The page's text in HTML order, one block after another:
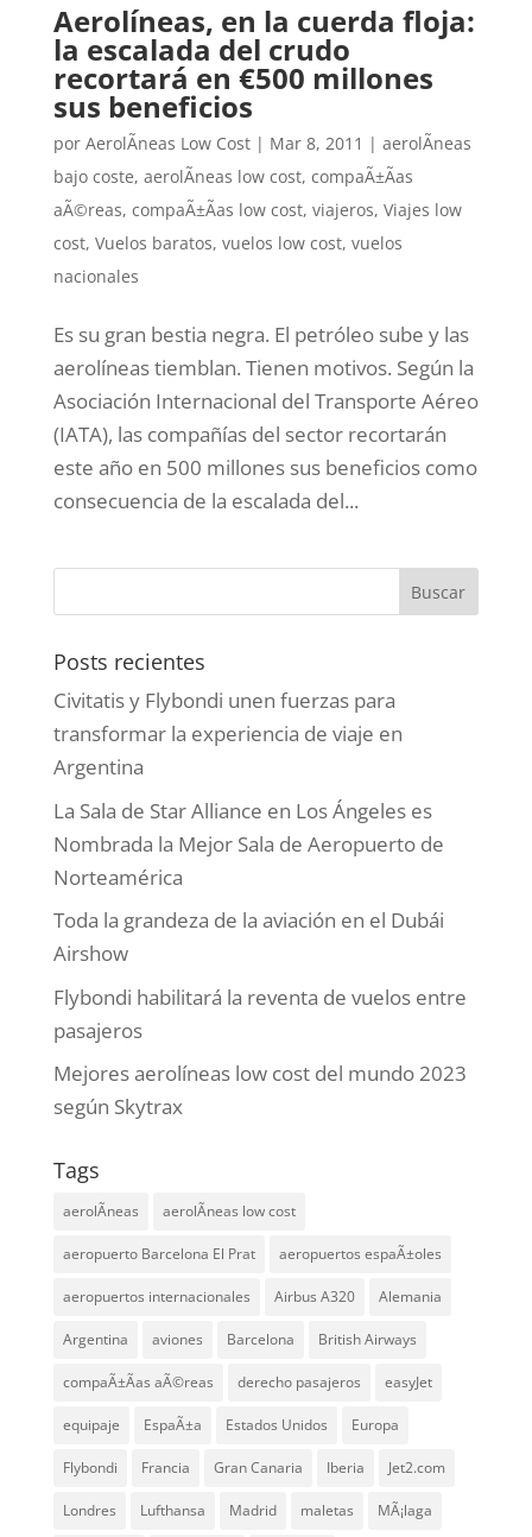
Aerolíneas, en la cuerda floja:
la escalada del crudo
recortará en €500 millones
sus beneficios
por AerolÃ­neas Low Cost| Mar 8, 2011 | aerolÃ­neas
bajo coste, aerolÃ­neas low cost, compaÃ±Ã­as
aÃ©reas, compaÃ±Ã­as low cost, viajeros, Viajes low
cost, Vuelos baratos, vuelos low cost, vuelos
nacionales
Es su gran bestia negra. El petróleo sube y las
aerolíneas tiemblan. Tienen motivos. Según la
Asociación Internacional del Transporte Aéreo
(IATA), las compañías del sector recortarán
este año en 500 millones sus beneficios como
consecuencia de la escalada del...
Posts recientes
Civitatis y Flybondi unen fuerzas para
transformar la experiencia de viaje en
Argentina
La Sala de Star Alliance en Los Ángeles es
Nombrada la Mejor Sala de Aeropuerto de
Norteamérica
Toda la grandeza de la aviación en el Dubái
Airshow
Flybondi habilitará la reventa de vuelos entre
pasajeros
Mejores aerolíneas low cost del mundo 2023
según Skytrax
Tags
aerolÃ­neas aerolÃ­neas low cost
aeropuerto Barcelona El Prat aeropuertos espaÃ±oles
aeropuertos internacionales Airbus A320 Alemania
Argentina aviones Barcelona British Airways
compaÃ±Ã­as aÃ©reas derecho pasajeros easyJet
equipaje EspaÃ±a Estados Unidos Europa
Flybondi Francia Gran Canaria Iberia Jet2.com
Londres Lufthansa Madrid maletas MÃ¡laga